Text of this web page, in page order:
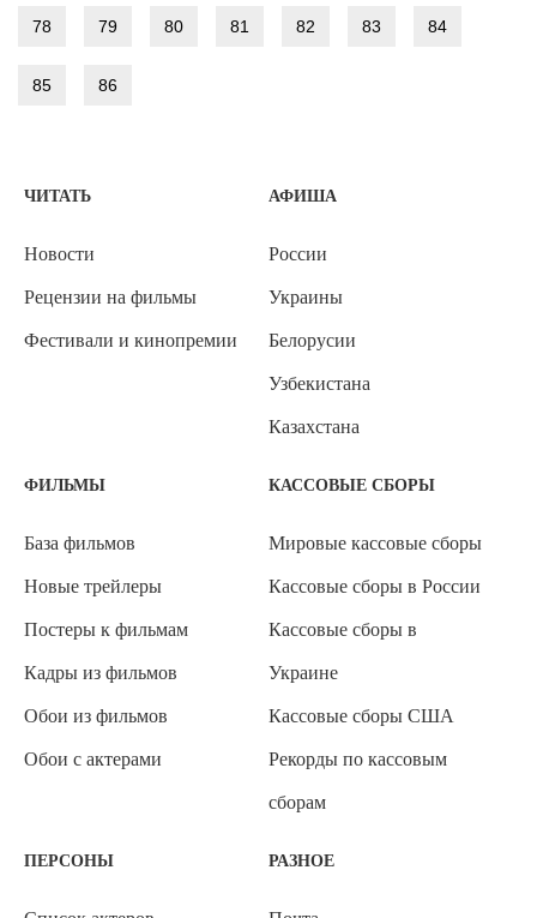
78 79 80 81 82 83 84
85 86
ЧИТАТЬ
Новости
Рецензии на фильмы
Фестивали и кинопремии
АФИША
России
Украины
Белорусии
Узбекистана
Казахстана
ФИЛЬМЫ
База фильмов
Новые трейлеры
Постеры к фильмам
Кадры из фильмов
Обои из фильмов
Обои с актерами
КАССОВЫЕ СБОРЫ
Мировые кассовые сборы
Кассовые сборы в России
Кассовые сборы в
Украине
Кассовые сборы США
Рекорды по кассовым
сборам
ПЕРСОНЫ РАЗНОЕ